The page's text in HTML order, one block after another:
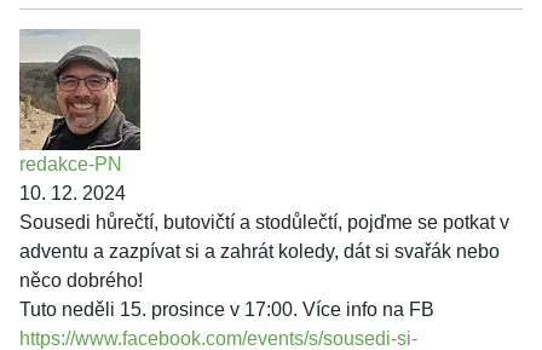
redakce-PN
10. 12. 2024
Sousedi hůrečtí, butovičtí a stodůlečtí, pojďme se potkat v
adventu a zazpívat si a zahrát koledy, dát si svařák nebo
něco dobrého!
Tuto neděli 15. prosince v 17:00. Více info na FB
https://www.facebook.com/events/s/sousedi-si-